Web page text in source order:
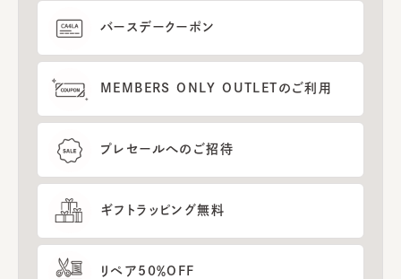
バースデークーポン
MEMBERS ONLY OUTLETのご利用
プレセールへのご招待
ギフトラッピング無料
リペア50％OFF